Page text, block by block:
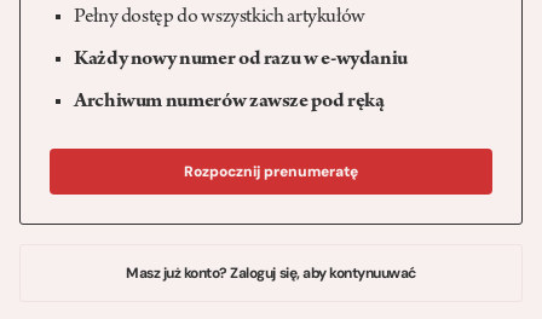
Pełny dostęp do wszystkich artykułów
Każdy nowy numer od razu w e-wydaniu
Archiwum numerów zawsze pod ręką
Rozpocznij prenumeratę
Masz już konto? Zaloguj się, aby kontynuuwać